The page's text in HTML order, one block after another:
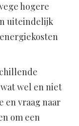
hogere
uiteindelijk
wel en niet
en vraag naar
om een